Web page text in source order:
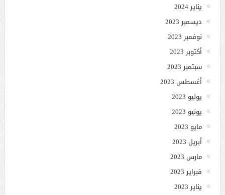
يناير 2024
ديسمبر 2023
نوفمبر 2023
أكتوبر 2023
سبتمبر 2023
أغسطس 2023
يوليو 2023
يونيو 2023
مايو 2023
أبريل 2023
مارس 2023
فبراير 2023
يناير 2023